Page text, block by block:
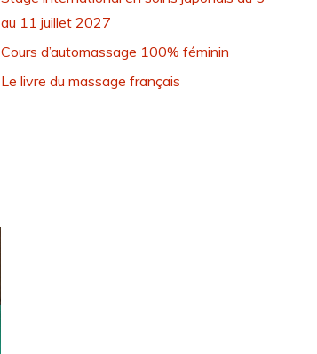
au 11 juillet 2027
Cours d’automassage 100% féminin
Le livre du massage français